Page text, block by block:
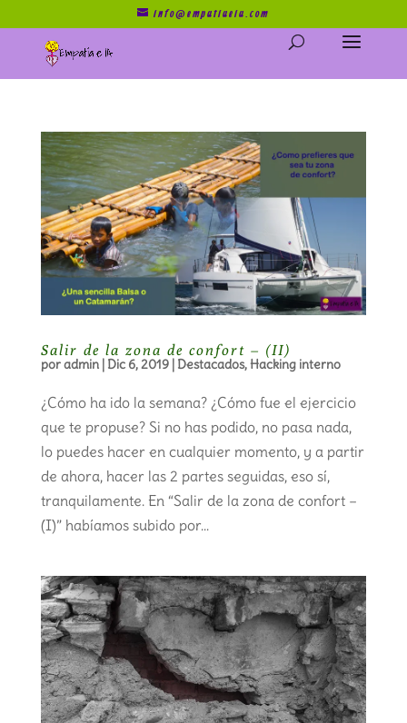
info@empatiaeia.com
Salir de la zona de confort – (II)
poradmin| Dic 6, 2019| Destacados,Hacking interno
¿Cómo ha ido la semana? ¿Cómo fue el ejercicio
que te propuse? Si no has podido, no pasa nada,
lo puedes hacer en cualquier momento, y a partir
de ahora, hacer las 2 partes seguidas, eso sí,
tranquilamente. En “Salir de la zona de confort –
(I)” habíamos subido por...